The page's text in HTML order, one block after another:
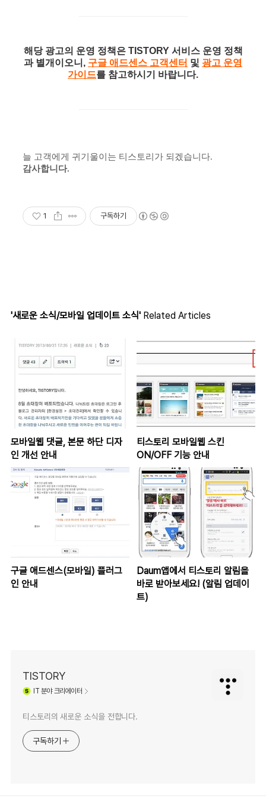
해당 광고의 운영 정책은 TISTORY 서비스 운영 정책
과 별개이오니, 구글 애드센스 고객센터 및 광고 운영
가이드를 참고하시기 바랍니다.
늘 고객에게 귀기울이는 티스토리가 되겠습니다.
감사합니다.
1 구독하기
'새로운 소식/모바일 업데이트 소식' Related Articles
모바일웹 댓글, 본문 하단 디자
인 개선 안내
티스토리 모바일웹 스킨
ON/OFF 기능 안내
구글 애드센스(모바일) 플러그
인 안내
Daum앱에서 티스토리 알림을
바로 받아보세요! (알림 업데이
트)
TISTORY
IT 분야 크리에이터
티스토리의 새로운 소식을 전합니다.
구독하기